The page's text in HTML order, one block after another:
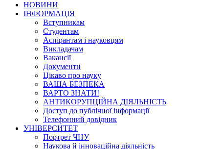
НОВИНИ
ІНФОРМАЦІЯ
Вступникам
Студентам
Аспірантам і науковцям
Викладачам
Вакансії
Документи
Цікаво про науку
ВАША БЕЗПЕКА
ВАРТО ЗНАТИ!
АНТИКОРУПЦІЙНА ДІЯЛЬНІСТЬ
Доступ до публічної інформації
Телефонний довідник
УНІВЕРСИТЕТ
Портрет ЧНУ
Наукова й інноваційна діяльність